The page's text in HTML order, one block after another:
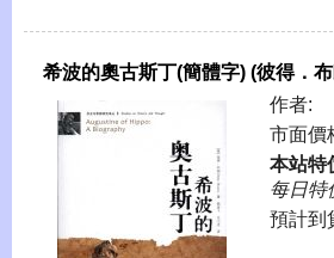
希波的奧古斯丁(簡體字) (彼得．
作者:
市面價
本站特
每日特
預計到